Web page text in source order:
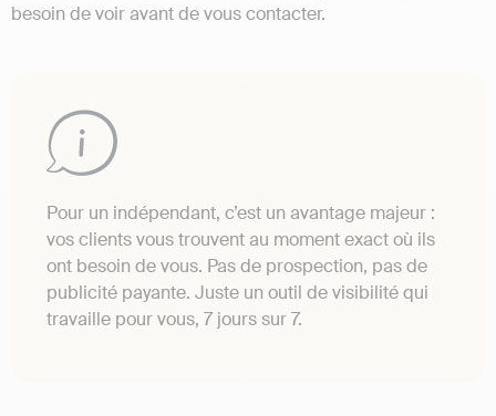
besoin de voir avant de vous contacter.
Pour un indépendant, c’est un avantage majeur :
vos clients vous trouvent au moment exact où ils
ont besoin de vous. Pas de prospection, pas de
publicité payante. Juste un outil de visibilité qui
travaille pour vous, 7 jours sur 7.